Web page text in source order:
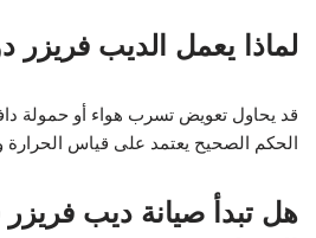
لماذا يعمل الديب
قد يحاول تعويض تسرب هواء أو حمولة
الحكم الصحيح يعتمد على قياس
هل تبدأ صيانة ديب